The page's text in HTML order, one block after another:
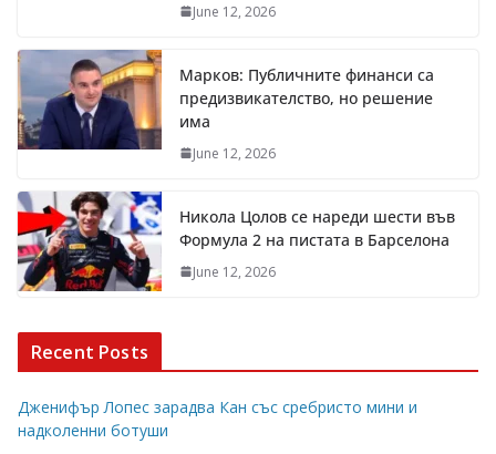
June 12, 2026
Марков: Публичните финанси са
предизвикателство, но решение
има
June 12, 2026
Никола Цолов се нареди шести във
Формула 2 на пистата в Барселона
June 12, 2026
Recent Posts
Дженифър Лопес зарадва Кан със сребристо мини и
надколенни ботуши